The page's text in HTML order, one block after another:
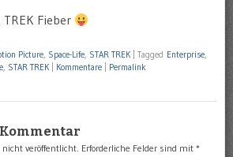
TREK Fieber
Picture, Space-Life, STAR TREK Tagged Enterprise,
, STAR TREK Kommentare Permalink
veröffentlicht. Erforderliche Felder sind mit *